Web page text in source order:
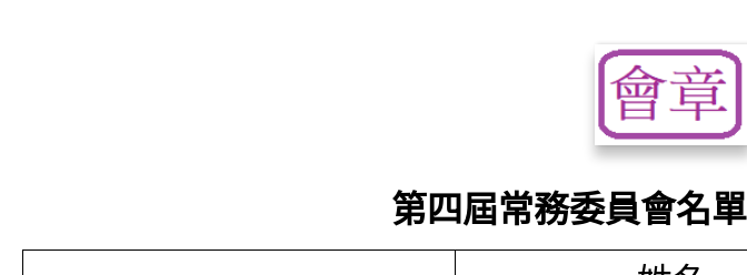
第四屆常務委員會名